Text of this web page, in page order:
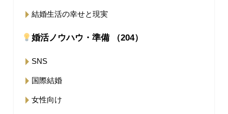
結婚生活の幸せと現実
婚活ノウハウ・準備 （204）
SNS
国際結婚
女性向け